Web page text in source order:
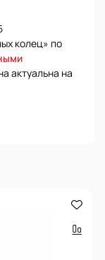
колец» по
актуальна на